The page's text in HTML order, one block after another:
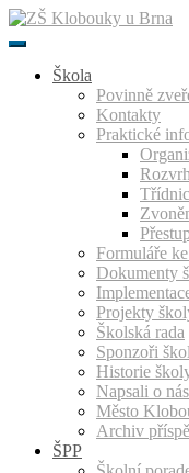
Přeskočit
k
Škola
Povinně
Kontakty
Praktické
Formuláře
Dokumenty
Projekty
Školská rada
Sponzoři
Historie
Napsali o nás
Město
Archiv
ŠPP